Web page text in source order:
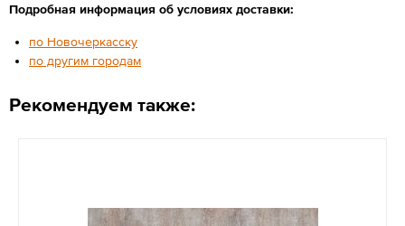
Подробная информация об условиях доставки:
по Новочеркасску
по другим городам
Рекомендуем также: